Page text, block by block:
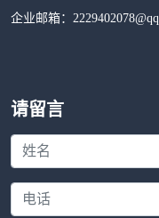
企业邮箱：
请留言